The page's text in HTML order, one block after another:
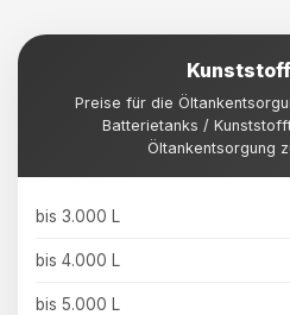
Preise für die
Batterietanks /
Öltankentsorgung
bis 3.000 L
bis 4.000 L
bis 5.000 L